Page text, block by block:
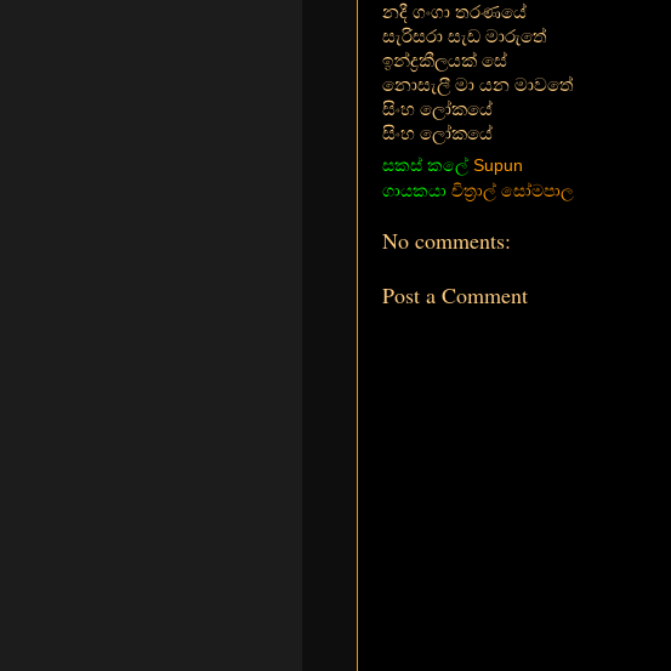
නදී ගංගා තරණයේ
සැරිසරා සැඩ මාරුතේ
ඉන්ද්‍රකීලයක් සේ
නොසැලී මා යන මාවතේ
සිංහ ලෝකයේ
සිංහ ලෝකයේ
සකස් කලේ Supun
ගායකයා චිත්‍රාල් සෝමපාල
No comments:
Post a Comment